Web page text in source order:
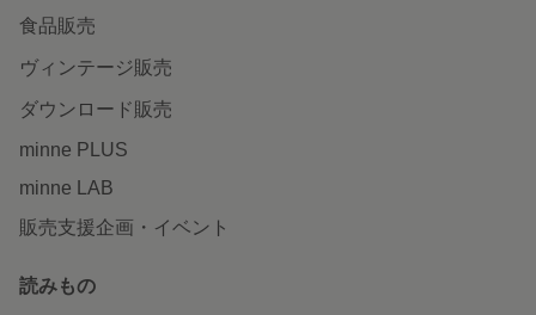
食品販売
ヴィンテージ販売
ダウンロード販売
minne PLUS
minne LAB
販売支援企画・イベント
読みもの